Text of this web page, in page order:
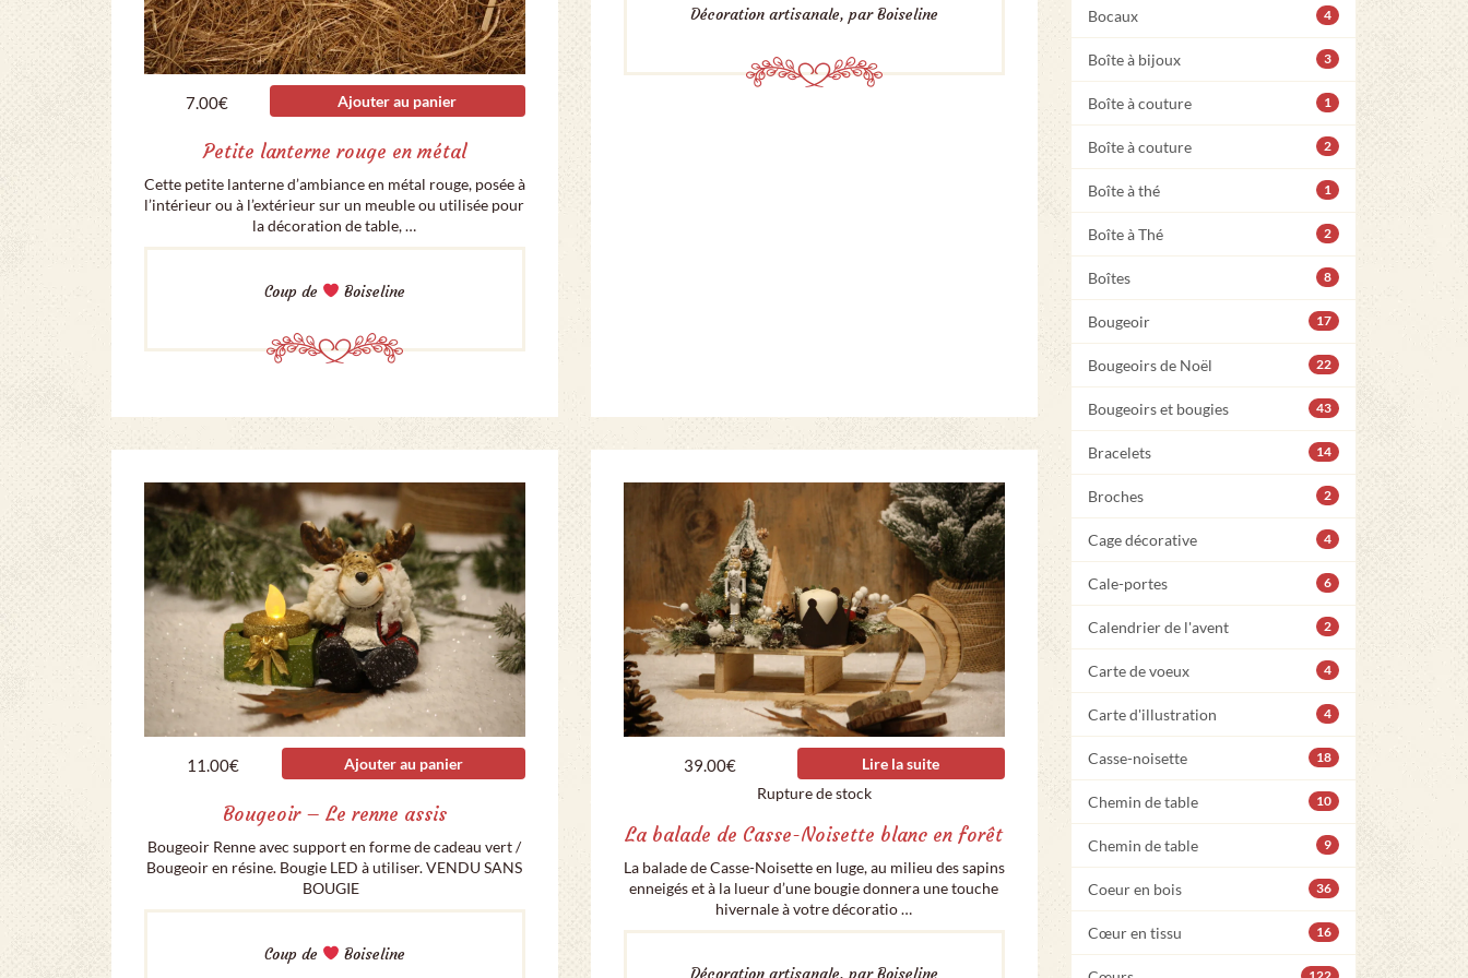
7.00€ Ajouter au panier
Petite lanterne rouge en métal
Cette petite lanterne d’ambiance en métal rouge, posée à
l’intérieur ou à l’extérieur sur un meuble ou utilisée pour
la décoration de table, …
Coup de Boiseline
Décoration artisanale, par Boiseline
11.00€ Ajouter au panier
Bougeoir – Le renne assis
Bougeoir Renne avec support en forme de cadeau vert /
Bougeoir en résine. Bougie LED à utiliser. VENDU SANS
BOUGIE
Coup de Boiseline
39.00€
Lire la suite
Rupture de stock
La balade de Casse-Noisette blanc en forêt
La balade de Casse-Noisette en luge, au milieu des sapins
enneigés et à la lueur d’une bougie donnera une touche
hivernale à votre décoratio …
Décoration artisanale, par Boiseline
Bocaux 4
Boîte à bijoux 3
Boîte à couture 1
Boîte à couture 2
Boîte à thé 1
Boîte à Thé 2
Boîtes 8
Bougeoir 17
Bougeoirs de Noël 22
Bougeoirs et bougies 43
Bracelets 14
Broches 2
Cage décorative 4
Cale-portes 6
Calendrier de l'avent 2
Carte de voeux 4
Carte d'illustration 4
Casse-noisette 18
Chemin de table 10
Chemin de table 9
Coeur en bois 36
Cœur en tissu 16